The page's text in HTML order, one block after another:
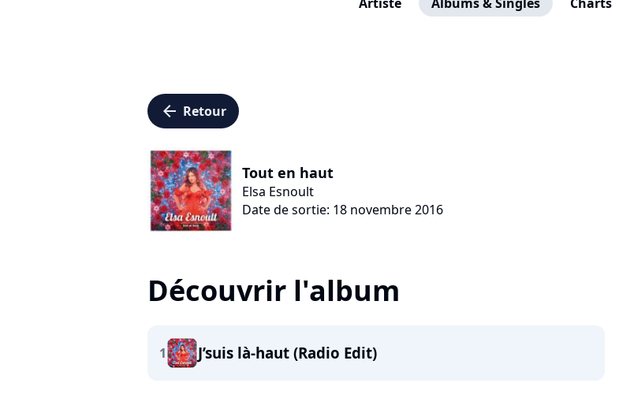
arrow_left Retour
Tout en haut
Elsa Esnoult
Date de sortie: 18 novembre 2016
Découvrir l'album
1 J’suis là-haut (Radio Edit)